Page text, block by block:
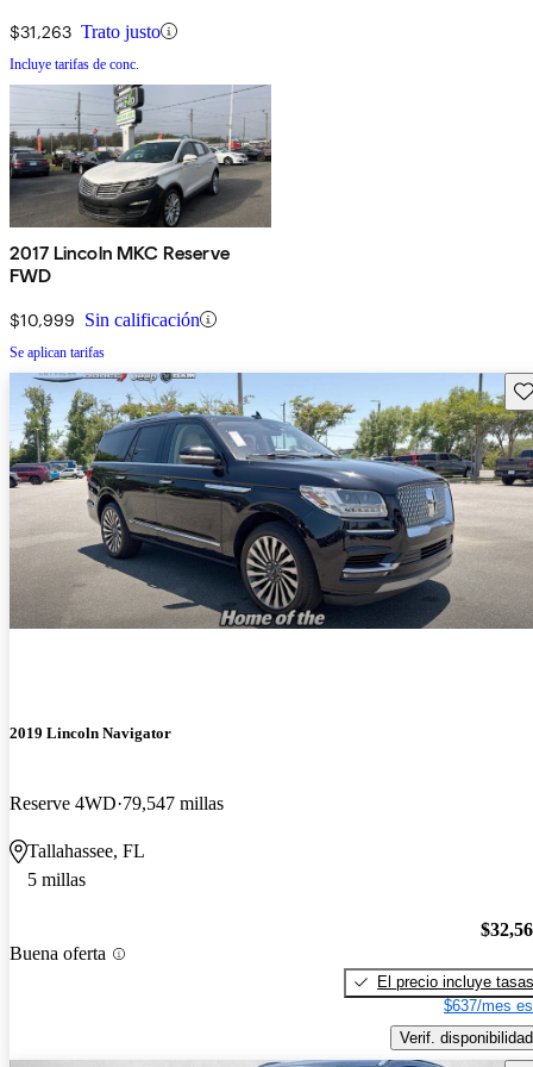
$31,263 Trato justo
Incluye tarifas de conc.
2017 Lincoln MKC Reserve
FWD
$10,999 Sin calificación
Se aplican tarifas
2019 Lincoln Navigator
Reserve 4WD 79,547 millas
Tallahassee, FL
5 millas
Buena oferta
El precio incluye tasas
$637/mes
Verif. disponibilidad